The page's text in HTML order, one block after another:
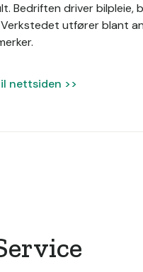
Bedriften driver
utfører blant
nettsiden >>